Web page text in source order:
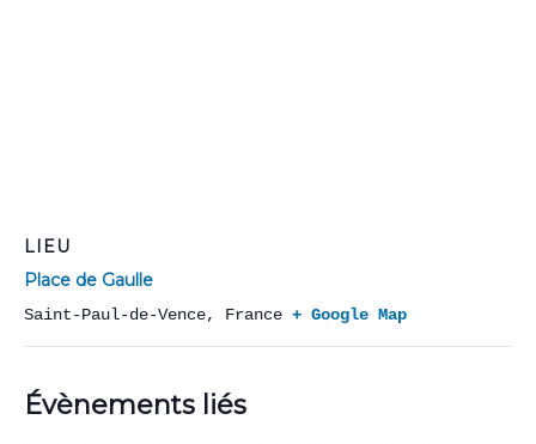
LIEU
Place de Gaulle
Saint-Paul-de-Vence, France + Google Map
Évènements liés